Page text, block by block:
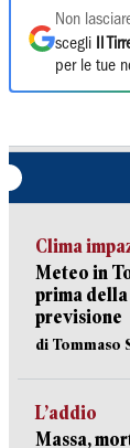
Non
scegli
Il
per le tue
Clima
Meteo in
prima
previsione
di Tommaso
L’addio
Massa,